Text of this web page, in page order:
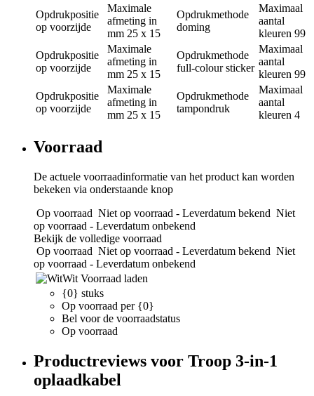
Opdrukpositie
op voorzijde
Maximale
afmeting in
mm 25 x 15
Opdrukmethode
doming
Maximaal
aantal
kleuren 99
Opdrukpositie
op voorzijde
Maximale
afmeting in
mm 25 x 15
Opdrukmethode
full-colour sticker
Maximaal
aantal
kleuren 99
Opdrukpositie
op voorzijde
Maximale
afmeting in
mm 25 x 15
Opdrukmethode
tampondruk
Maximaal
aantal
kleuren 4
Voorraad
De actuele voorraadinformatie van het product kan worden
bekeken via onderstaande knop
Op voorraad Niet op voorraad - Leverdatum bekend Niet
op voorraad - Leverdatum onbekend
Bekijk de volledige voorraad
Op voorraad Niet op voorraad - Leverdatum bekend Niet
op voorraad - Leverdatum onbekend
Wit Voorraad laden
{0} stuks
Op voorraad per {0}
Bel voor de voorraadstatus
Op voorraad
Productreviews voor Troop 3-in-1
oplaadkabel